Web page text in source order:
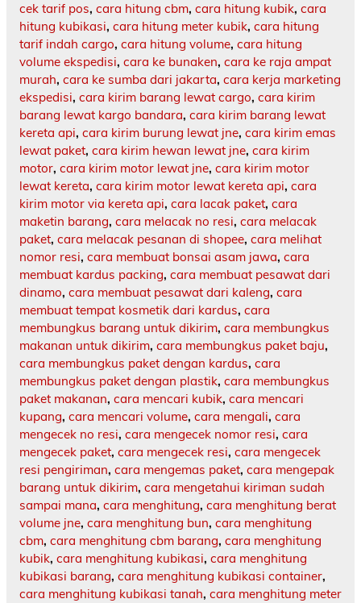
cek tarif pos, cara hitung cbm, cara hitung kubik, cara
hitung kubikasi, cara hitung meter kubik, cara hitung
tarif indah cargo, cara hitung volume, cara hitung
volume ekspedisi, cara ke bunaken, cara ke raja ampat
murah, cara ke sumba dari jakarta, cara kerja marketing
ekspedisi, cara kirim barang lewat cargo, cara kirim
barang lewat kargo bandara, cara kirim barang lewat
kereta api, cara kirim burung lewat jne, cara kirim emas
lewat paket, cara kirim hewan lewat jne, cara kirim
motor, cara kirim motor lewat jne, cara kirim motor
lewat kereta, cara kirim motor lewat kereta api, cara
kirim motor via kereta api, cara lacak paket, cara
maketin barang, cara melacak no resi, cara melacak
paket, cara melacak pesanan di shopee, cara melihat
nomor resi, cara membuat bonsai asam jawa, cara
membuat kardus packing, cara membuat pesawat dari
dinamo, cara membuat pesawat dari kaleng, cara
membuat tempat kosmetik dari kardus, cara
membungkus barang untuk dikirim, cara membungkus
makanan untuk dikirim, cara membungkus paket baju,
cara membungkus paket dengan kardus, cara
membungkus paket dengan plastik, cara membungkus
paket makanan, cara mencari kubik, cara mencari
kupang, cara mencari volume, cara mengali, cara
mengecek no resi, cara mengecek nomor resi, cara
mengecek paket, cara mengecek resi, cara mengecek
resi pengiriman, cara mengemas paket, cara mengepak
barang untuk dikirim, cara mengetahui kiriman sudah
sampai mana, cara menghitung, cara menghitung berat
volume jne, cara menghitung bun, cara menghitung
cbm, cara menghitung cbm barang, cara menghitung
kubik, cara menghitung kubikasi, cara menghitung
kubikasi barang, cara menghitung kubikasi container,
cara menghitung kubikasi tanah, cara menghitung meter